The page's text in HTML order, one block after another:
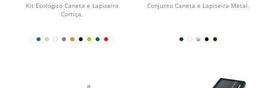
Kit Ecológico Caneta e Lapiseira
Cortiça.
Conjunto Caneta e Lapiseira Metal.